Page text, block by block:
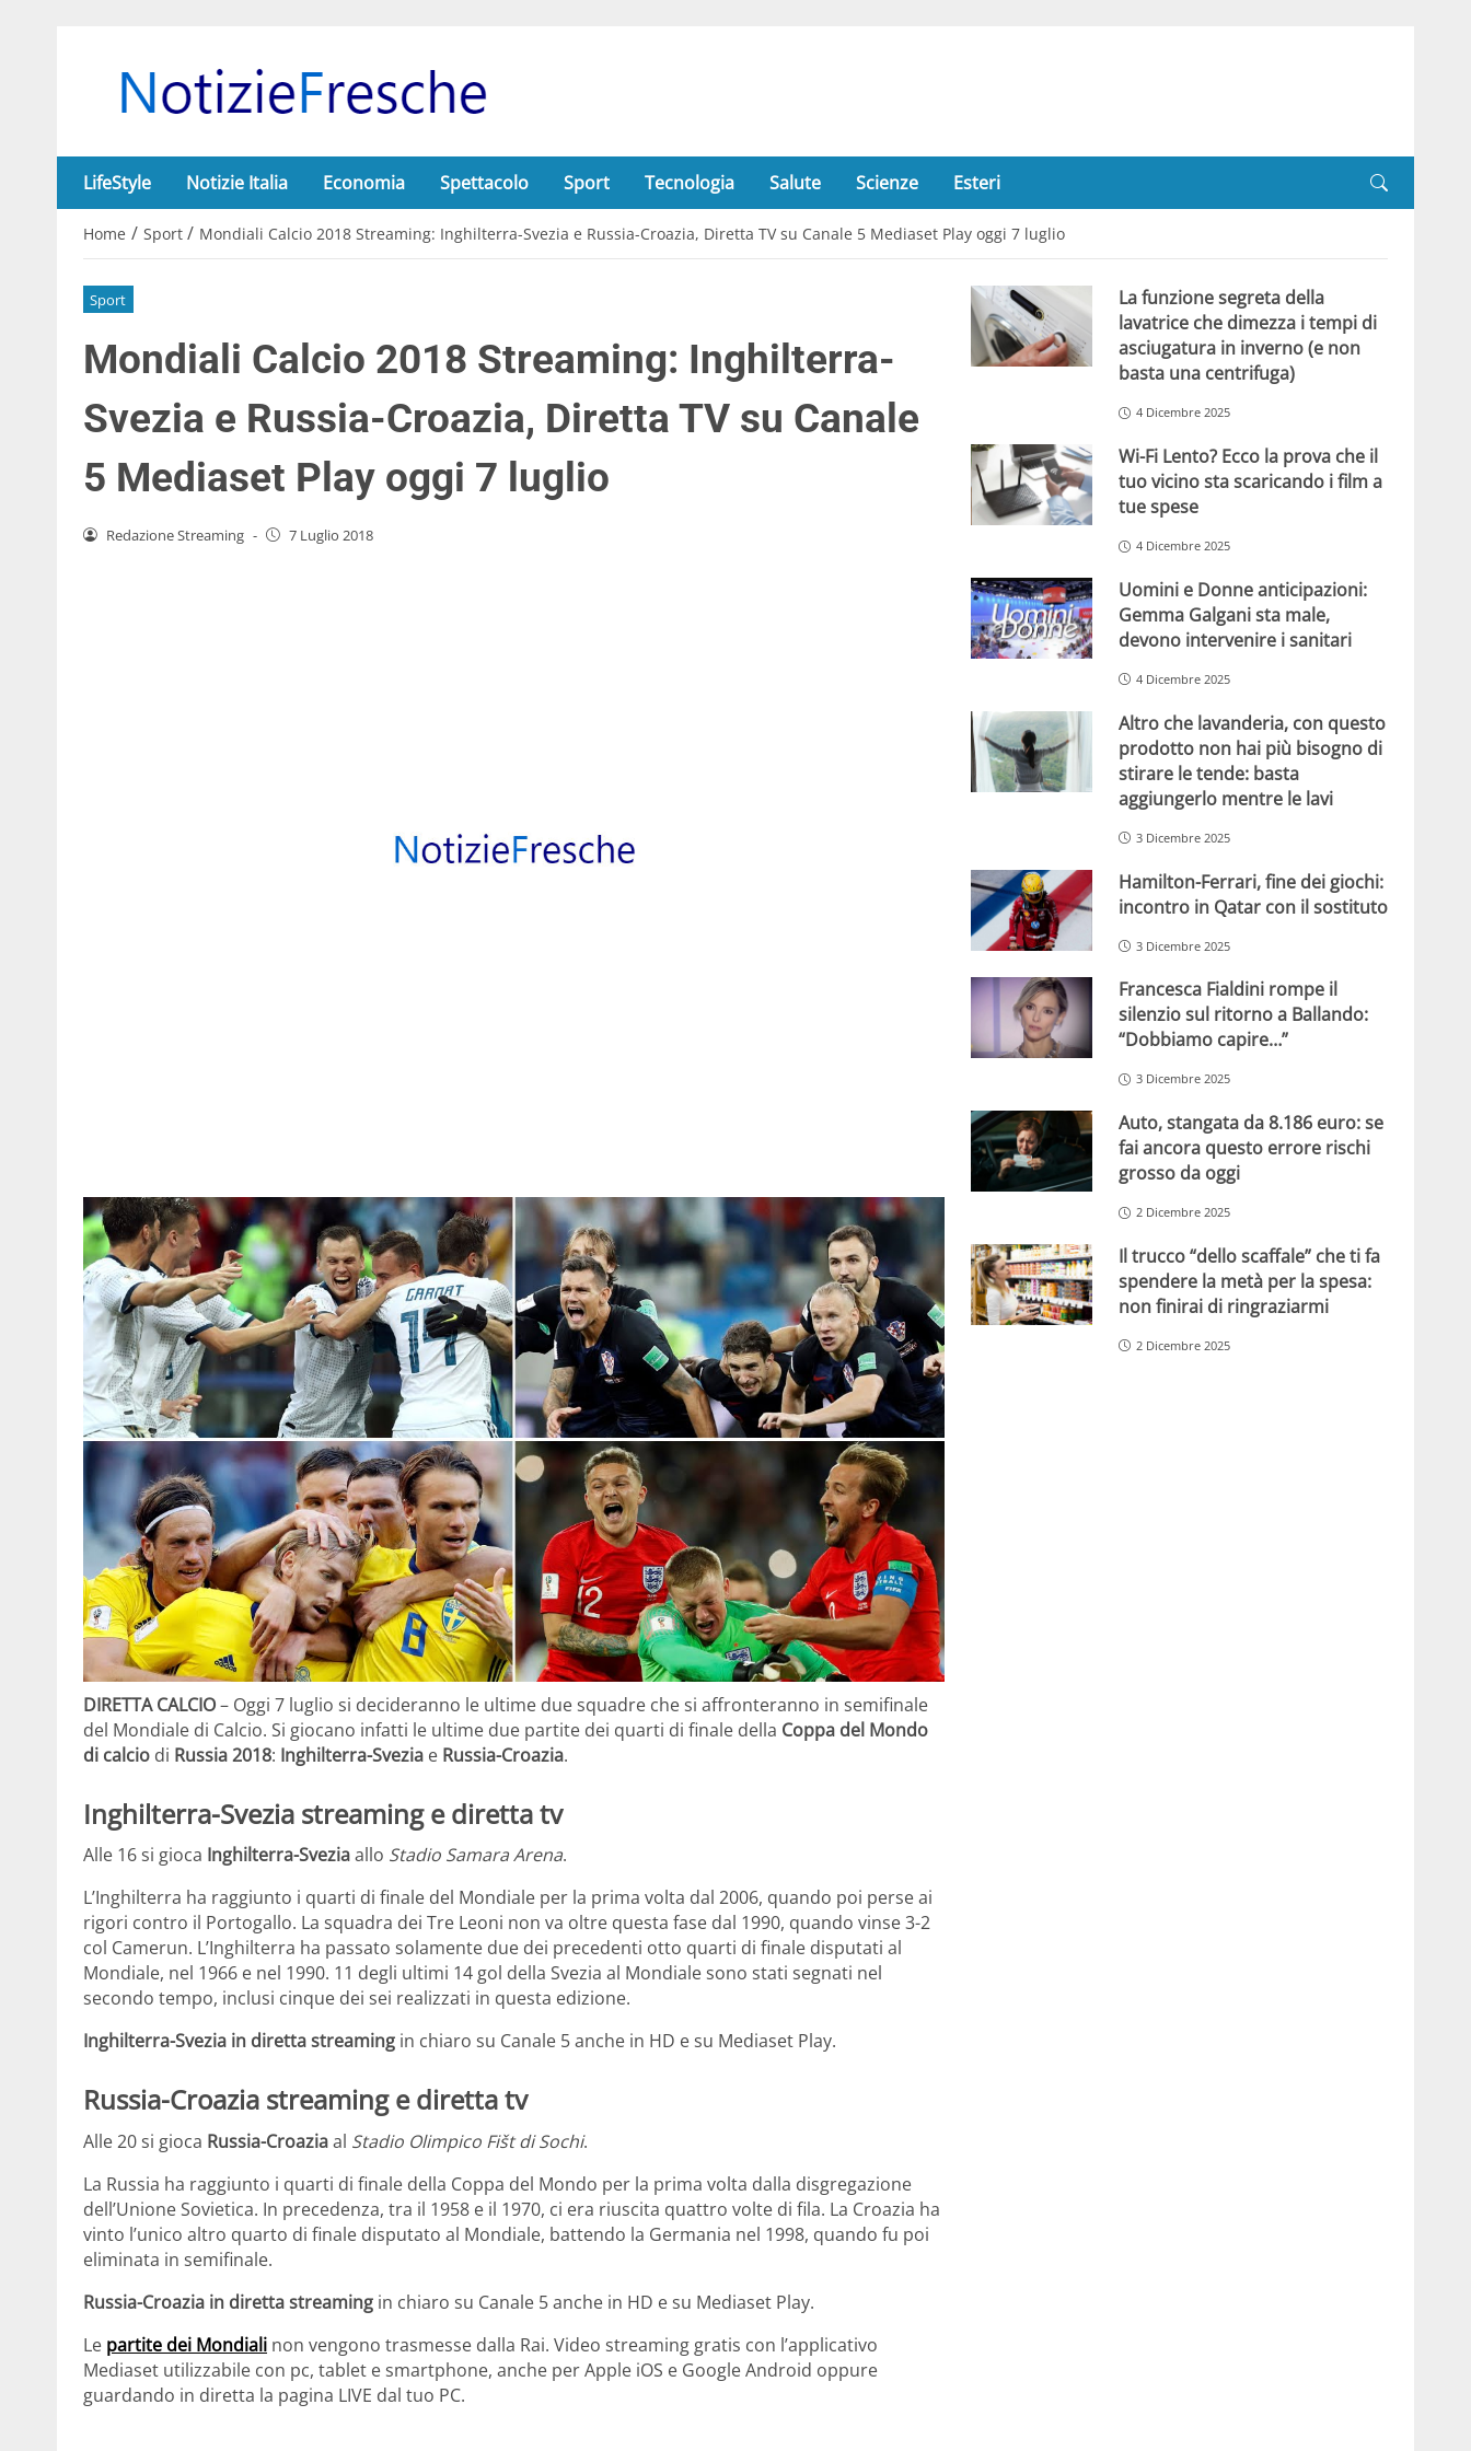
LifeStyle Notizie Italia Economia Spettacolo Sport Tecnologia Salute Scienze Esteri
Home / Sport / Mondiali Calcio 2018 Streaming: Inghilterra-Svezia e Russia-Croazia, Diretta TV su Canale 5 Mediaset Play oggi 7 luglio
Sport
Mondiali Calcio 2018 Streaming: Inghilterra-
Svezia e Russia-Croazia, Diretta TV su Canale
5 Mediaset Play oggi 7 luglio
Redazione Streaming - 7 Luglio 2018
DIRETTA CALCIO– Oggi 7 luglio si decideranno le ultime due squadre che si affronteranno in semifinale
del Mondiale di Calcio. Si giocano infatti le ultime due partite dei quarti di finale della Coppa del Mondo
di calcio di Russia 2018: Inghilterra-Svezia e Russia-Croazia.
Inghilterra-Svezia streaming e diretta tv
Alle 16 si gioca Inghilterra-Sveziaallo Stadio Samara Arena.
L’Inghilterra ha raggiunto i quarti di finale del Mondiale per la prima volta dal 2006, quando poi perse ai
rigori contro il Portogallo. La squadra dei Tre Leoni non va oltre questa fase dal 1990, quando vinse 3-2
col Camerun. L’Inghilterra ha passato solamente due dei precedenti otto quarti di finale disputati al
Mondiale, nel 1966 e nel 1990. 11 degli ultimi 14 gol della Svezia al Mondiale sono stati segnati nel
secondo tempo, inclusi cinque dei sei realizzati in questa edizione.
Inghilterra-Svezia in diretta streaming in chiaro su Canale 5 anche in HD e su Mediaset Play.
Russia-Croazia streaming e diretta tv
Alle 20 si gioca Russia-Croaziaal Stadio Olimpico Fišt di Sochi.
La Russia ha raggiunto i quarti di finale della Coppa del Mondo per la prima volta dalla disgregazione
dell’Unione Sovietica. In precedenza, tra il 1958 e il 1970, ci era riuscita quattro volte di fila. La Croazia ha
vinto l’unico altro quarto di finale disputato al Mondiale, battendo la Germania nel 1998, quando fu poi
eliminata in semifinale.
Russia-Croazia in diretta streaming in chiaro su Canale 5 anche in HD e su Mediaset Play.
Le partite dei Mondiali non vengono trasmesse dalla Rai. Video streaming gratis con l’applicativo
Mediaset utilizzabile con pc, tablet e smartphone, anche per Apple iOS e Google Android oppure
guardando in diretta la pagina LIVE dal tuo PC.
La funzione segreta della
lavatrice che dimezza i tempi di
asciugatura in inverno (e non
basta una centrifuga)
4 Dicembre 2025
Wi-Fi Lento? Ecco la prova che il
tuo vicino sta scaricando i film a
tue spese
4 Dicembre 2025
Uomini e Donne anticipazioni:
Gemma Galgani sta male,
devono intervenire i sanitari
4 Dicembre 2025
Altro che lavanderia, con questo
prodotto non hai più bisogno di
stirare le tende: basta
aggiungerlo mentre le lavi
3 Dicembre 2025
Hamilton-Ferrari, fine dei giochi:
incontro in Qatar con il sostituto
3 Dicembre 2025
Francesca Fialdini rompe il
silenzio sul ritorno a Ballando:
“Dobbiamo capire…”
3 Dicembre 2025
Auto, stangata da 8.186 euro: se
fai ancora questo errore rischi
grosso da oggi
2 Dicembre 2025
Il trucco “dello scaffale” che ti fa
spendere la metà per la spesa:
non finirai di ringraziarmi
2 Dicembre 2025